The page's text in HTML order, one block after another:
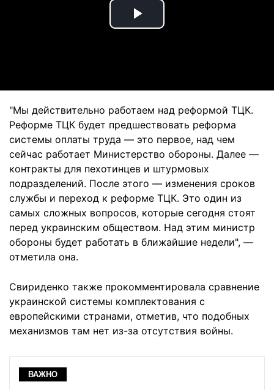
Play
"Мы действительно работаем над реформой ТЦК.
Реформе ТЦК будет предшествовать реформа
системы оплаты труда — это первое, над чем
сейчас работает Министерство обороны. Далее —
контракты для пехотинцев и штурмовых
подразделений. После этого — изменения сроков
службы и переход к реформе ТЦК. Это один из
самых сложных вопросов, которые сегодня стоят
перед украинским обществом. Над этим министр
обороны будет работать в ближайшие недели", —
отметила она.
Свириденко также прокомментировала сравнение
украинской системы комплектования с
европейскими странами, отметив, что подобных
механизмов там нет из-за отсутствия войны.
ВАЖНО